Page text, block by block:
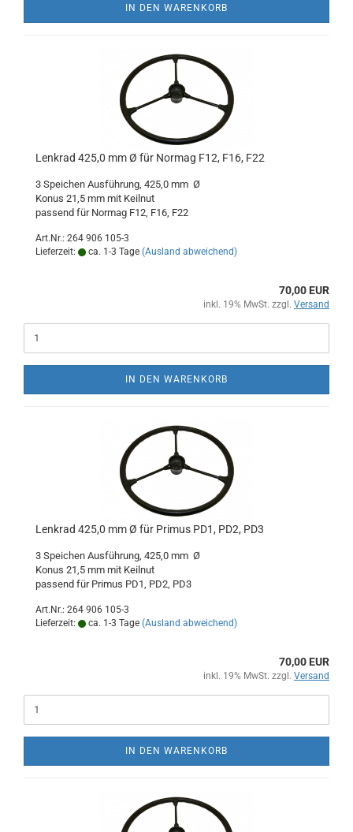
IN DEN WARENKORB
Lenkrad 425,0 mm Ø für Normag F12, F16, F22
3 Speichen Ausführung, 425,0 mm Ø
Konus 21,5 mm mit Keilnut
passend für Normag F12, F16, F22
Art.Nr.: 264 906 105-3
Lieferzeit:
ca. 1-3 Tage (Ausland abweichend)
70,00 EUR
inkl. 19% MwSt. zzgl. Versand
IN DEN WARENKORB
Lenkrad 425,0 mm Ø für Primus PD1, PD2, PD3
3 Speichen Ausführung, 425,0 mm Ø
Konus 21,5 mm mit Keilnut
passend für Primus PD1, PD2, PD3
Art.Nr.: 264 906 105-3
Lieferzeit:
ca. 1-3 Tage (Ausland abweichend)
70,00 EUR
inkl. 19% MwSt. zzgl. Versand
IN DEN WARENKORB